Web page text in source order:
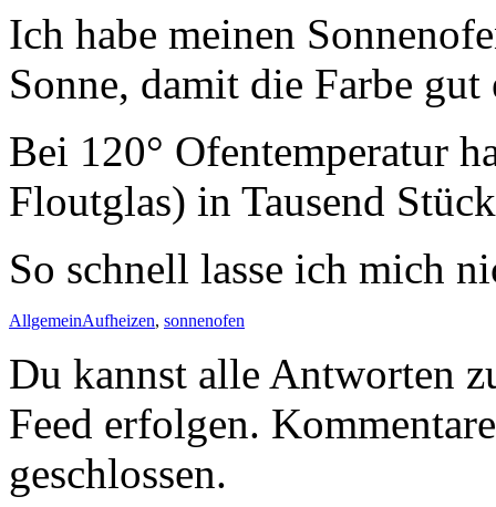
Ich habe meinen
Sonne, damit die Farbe
Bei 120° Ofentemperatur
Floutglas) in Tausend
So schnell lasse ich mich
AllgemeinAufheizen, sonnenofen
Du kannst alle Antworten
Feed erfolgen.
geschlossen.